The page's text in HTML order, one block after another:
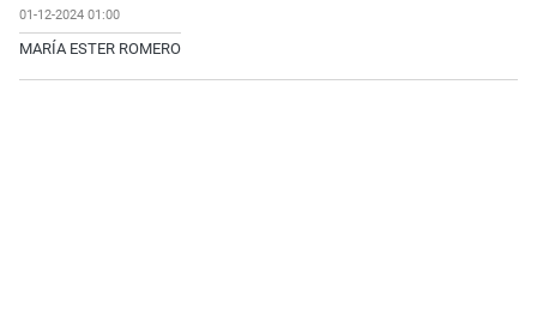
01-12-2024 01:00
MARÍA ESTER ROMERO